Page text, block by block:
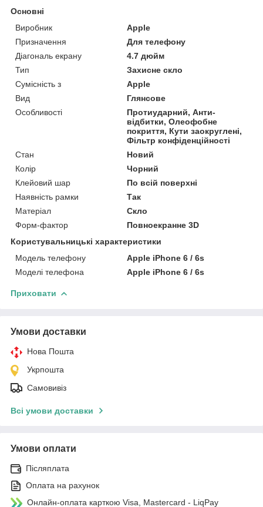
Основні
Виробник
Apple
Призначення
Для телефону
Діагональ екрану
4.7 дюйм
Тип
Захисне скло
Сумісність з
Apple
Вид
Глянсове
Особливості
Протиударний, Анти-
відбитки, Олеофобне
покриття, Кути заокруглені,
Фільтр конфіденційності
Стан
Новий
Колір
Чорний
Клейовий шар
По всій поверхні
Наявність рамки
Так
Матеріал
Скло
Форм-фактор
Повноекранне 3D
Користувальницькі характеристики
Модель телефону
Apple iPhone 6 / 6s
Моделі телефона
Apple iPhone 6 / 6s
Приховати
Умови доставки
Нова Пошта
Укрпошта
Самовивіз
Всі умови доставки
Умови оплати
Післяплата
Оплата на рахунок
Онлайн-оплата карткою Visa, Mastercard - LiqPay